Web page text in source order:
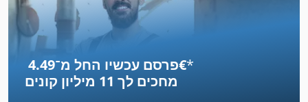
כריכת הספר
מכונת אספרסו
מכונת דפוס
מכונת דפוס אופסט
פרסם עכשיו החל מ־‏4.49 ‏€*
מחכים לך 11 מיליון קונים